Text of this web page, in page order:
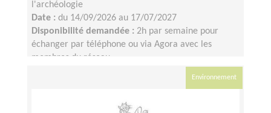
l'archéologie
Date : du 14/09/2026 au 17/07/2027
Disponibilité demandée : 2h par semaine pour
échanger par téléphone ou via Agora avec les
membres du réseau
Environnement